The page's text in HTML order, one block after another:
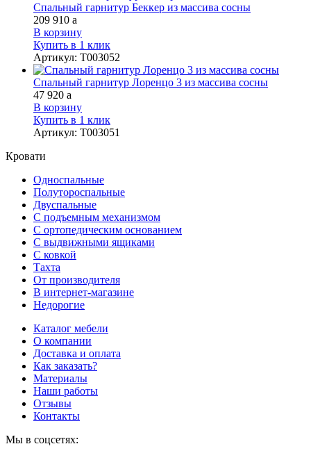
Спальный гарнитур Беккер из массива сосны
209 910 a
В корзину
Купить в 1 клик
Артикул: Т003052
Спальный гарнитур Лоренцо 3 из массива сосны
47 920 a
В корзину
Купить в 1 клик
Артикул: Т003051
Кровати
Односпальные
Полутороспальные
Двуспальные
С подъемным механизмом
С ортопедическим основанием
С выдвижными ящиками
С ковкой
Тахта
От производителя
В интернет-магазине
Недорогие
Каталог мебели
О компании
Доставка и оплата
Как заказать?
Материалы
Наши работы
Отзывы
Контакты
Мы в соцсетях: